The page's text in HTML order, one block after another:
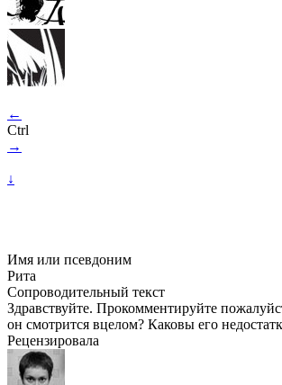
←
Ctrl
→
↓
Имя или псевдоним
Рита
Сопроводительный текст
Здравствуйте. Прокомментируйте
он смотрится вцелом? Каковы его
Рецензировала